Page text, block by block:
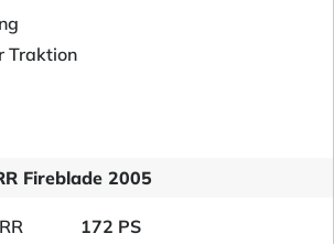
Traktion
Fireblade 2005
172 PS